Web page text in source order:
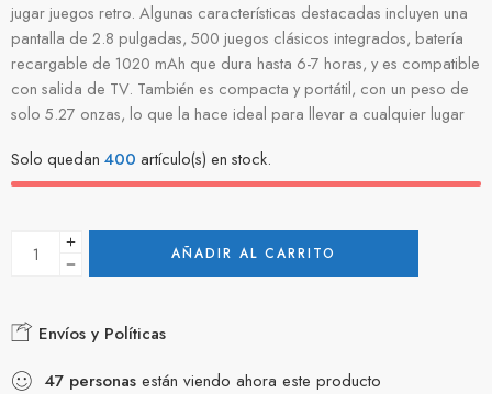
jugar juegos retro. Algunas características destacadas incluyen una
pantalla de 2.8 pulgadas, 500 juegos clásicos integrados, batería
recargable de 1020 mAh que dura hasta 6-7 horas, y es compatible
con salida de TV. También es compacta y portátil, con un peso de
solo 5.27 onzas, lo que la hace ideal para llevar a cualquier lugar
Solo quedan 400 artículo(s) en stock.
AÑADIR AL CARRITO
Envíos y Políticas
47 personas están viendo ahora este producto